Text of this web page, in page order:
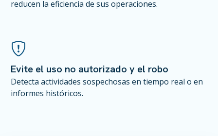
reducen la eficiencia de sus operaciones.
Evite el uso no autorizado y el robo
Detecta actividades sospechosas en tiempo real o en
informes históricos.